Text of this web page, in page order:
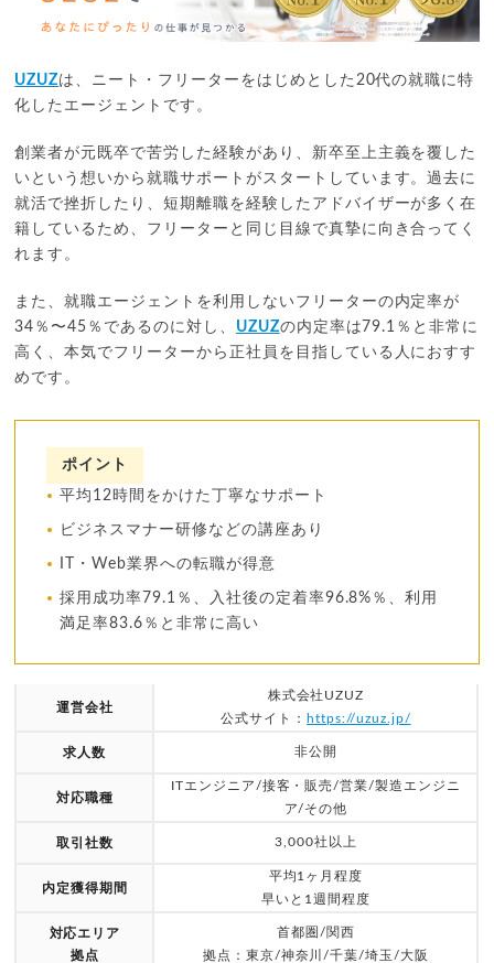
UZUZは、ニート・フリーターをはじめとした20代の就職に特
化したエージェントです。
創業者が元既卒で苦労した経験があり、新卒至上主義を覆した
いという想いから就職サポートがスタートしています。過去に
就活で挫折したり、短期離職を経験したアドバイザーが多く在
籍しているため、フリーターと同じ目線で真摯に向き合ってく
れます。
また、就職エージェントを利用しないフリーターの内定率が
34％〜45％であるのに対し、 UZUZの内定率は79.1％と非常に
高く、本気でフリーターから正社員を目指している人におすす
めです。
ポイント
平均12時間をかけた丁寧なサポート
ビジネスマナー研修などの講座あり
IT・Web業界への転職が得意
採用成功率79.1％、入社後の定着率96.8%％、利用
満足率83.6％と非常に高い
運営会社
株式会社UZUZ
公式サイト：
https://uzuz.jp/
求人数 非公開
対応職種
ITエンジニア/接客・販売/営業/製造エンジニ
ア/その他
取引社数 3,000社以上
内定獲得期間
平均1ヶ月程度
早いと1週間程度
対応エリア
拠点
首都圏/関西
拠点：東京/神奈川/千葉/埼玉/大阪